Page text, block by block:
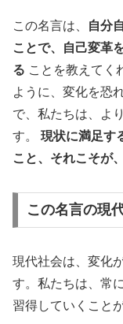
この名言は、
自分
ことで、自己変革
る ことを教えてく
ように、変化を恐
で、私たちは、よ
す。 現状に満足す
こと、それこそが
この名言の現
現代社会は、変化
す。私たちは、常
習得していくこと